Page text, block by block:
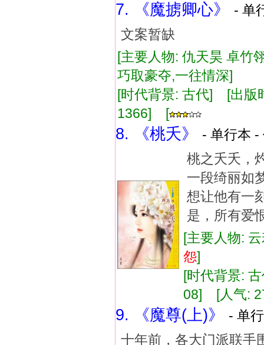
7. 《魔掳卿心》
- 单
文案暂缺
[主要人物: 仇天昊 卓
巧取豪夺,一往情深]
[时代背景: 古代] [出
1366] [
8. 《桃夭》
- 单行本
桃之夭夭，
一段绮丽如
想让他有一
是，所有爱
[主要人物:
怨]
[时代背景:
08] [人气:
9. 《魔尊(上)》
- 单
十年前，各大门派联手